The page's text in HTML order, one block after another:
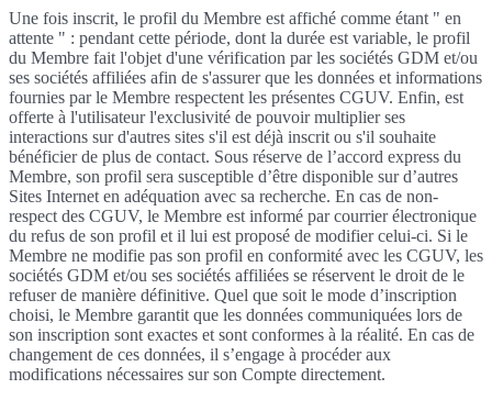
Une fois inscrit, le profil du Membre est affiché comme étant " en
attente " : pendant cette période, dont la durée est variable, le profil
du Membre fait l'objet d'une vérification par les sociétés GDM et/ou
ses sociétés affiliées afin de s'assurer que les données et informations
fournies par le Membre respectent les présentes CGUV. Enfin, est
offerte à l'utilisateur l'exclusivité de pouvoir multiplier ses
interactions sur d'autres sites s'il est déjà inscrit ou s'il souhaite
bénéficier de plus de contact. Sous réserve de l’accord express du
Membre, son profil sera susceptible d’être disponible sur d’autres
Sites Internet en adéquation avec sa recherche. En cas de non-
respect des CGUV, le Membre est informé par courrier électronique
du refus de son profil et il lui est proposé de modifier celui-ci. Si le
Membre ne modifie pas son profil en conformité avec les CGUV, les
sociétés GDM et/ou ses sociétés affiliées se réservent le droit de le
refuser de manière définitive. Quel que soit le mode d’inscription
choisi, le Membre garantit que les données communiquées lors de
son inscription sont exactes et sont conformes à la réalité. En cas de
changement de ces données, il s’engage à procéder aux
modifications nécessaires sur son Compte directement.